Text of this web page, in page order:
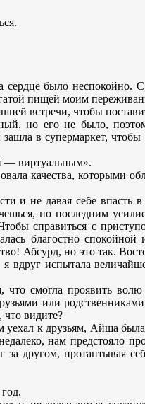
было неспокойно.
пищей моим
встречи, чтобы
но его не было,
в супермаркет,
— виртуальным».
качества, которыми
и не давая себе
но последним
справиться с
благостно спокойной
Абсурд, но это так.
испытала
смогла проявить волю
или
видите?
к друзьям, Айша
нам предстояло
другом, протаптывая